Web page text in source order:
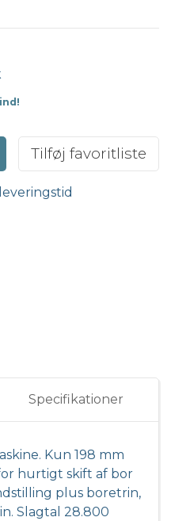
Tilføj favoritliste
Specifikationer
Kun 198 mm
hurtigt skift af bor
plus boretrin,
Slagtal 28.800